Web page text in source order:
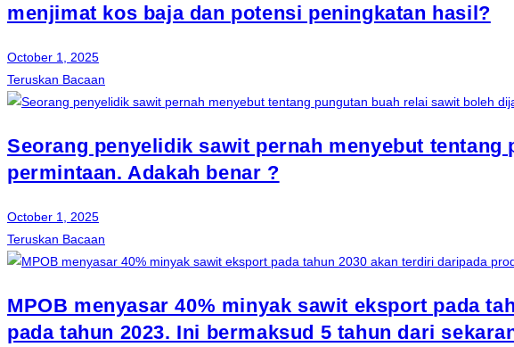
menjimat kos baja dan potensi peningkatan hasil?
October 1, 2025
Teruskan Bacaan
Seorang penyelidik sawit pernah menyebut
permintaan. Adakah benar ?
October 1, 2025
Teruskan Bacaan
MPOB menyasar 40% minyak sawit eksport pada
pada tahun 2023. Ini bermaksud 5 tahun dari